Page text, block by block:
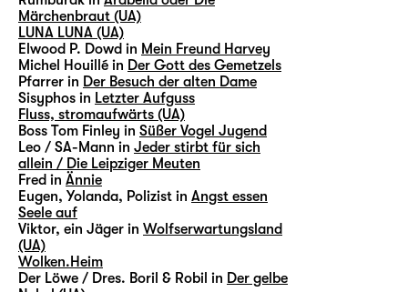
Märchenbraut (UA)
LUNA LUNA (UA)
Elwood P. Dowd in Mein Freund Harvey
Michel Houillé in Der Gott des Gemetzels
Pfarrer in Der Besuch der alten Dame
Sisyphos in Letzter Aufguss
Fluss, stromaufwärts (UA)
Boss Tom Finley in Süßer Vogel Jugend
Leo / SA-Mann in Jeder stirbt für sich
allein / Die Leipziger Meuten
Fred in Ännie
Eugen, Yolanda, Polizist in Angst essen
Seele auf
Viktor, ein Jäger in Wolfserwartungsland
(UA)
Wolken.Heim
Der Löwe / Dres. Boril & Robil in Der gelbe